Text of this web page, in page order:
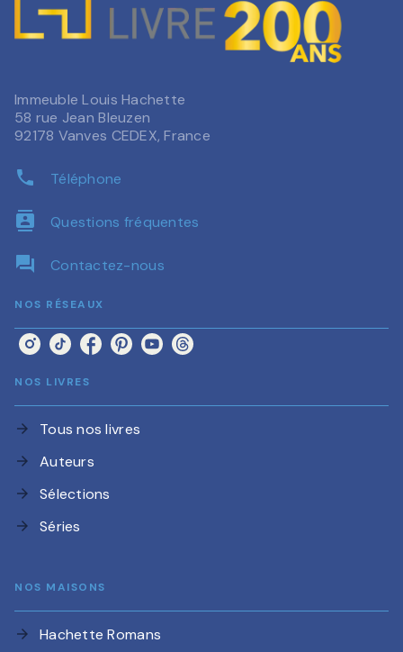
Immeuble Louis Hachette
58 rue Jean Bleuzen
92178 Vanves CEDEX, France
phone Téléphone
contacts Questions fréquentes
question_answer Contactez-nous
NOS RÉSEAUX
NOS LIVRES
arrow_forward Tous nos livres
arrow_forward Auteurs
arrow_forward Sélections
arrow_forward Séries
NOS MAISONS
arrow_forward Hachette Romans